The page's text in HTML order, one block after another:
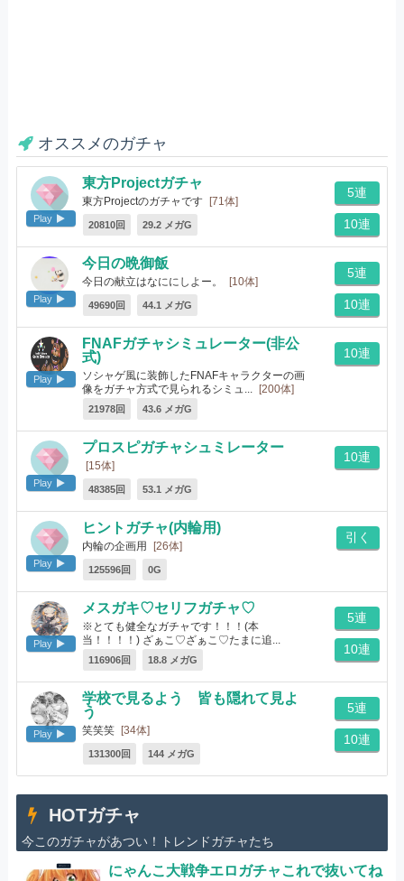
オススメのガチャ
Play
東方Projectガチャ
東方Projectのガチャです [71体]
20810回 29.2 メガG
5連
10連
Play
今日の晩御飯
今日の献立はなににしよー。 [10体]
49690回 44.1 メガG
5連
10連
Play
FNAFガチャシミュレーター(非公
式)
ソシャゲ風に装飾したFNAFキャラクターの画
像をガチャ方式で見られるシミュ...
[200体]
21978回 43.6 メガG
10連
Play
プロスピガチャシュミレーター
[15体]
48385回 53.1 メガG
10連
Play
ヒントガチャ(内輪用)
内輪の企画用 [26体]
125596回 0G
引く
Play
メスガキ♡セリフガチャ♡
※とても健全なガチャです！！！(本
当！！！！) ざぁこ♡ざぁこ♡たまに追...
[19体]
116906回 18.8 メガG
5連
10連
Play
学校で見るよう 皆も隠れて見よ
う
笑笑笑 [34体]
131300回 144 メガG
5連
10連
HOTガチャ
今このガチャがあつい！トレンドガチャたち
にゃんこ大戦争エロガチャこれで抜いてね